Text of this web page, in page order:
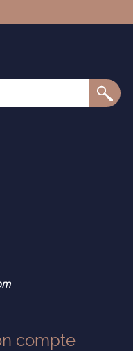
compte